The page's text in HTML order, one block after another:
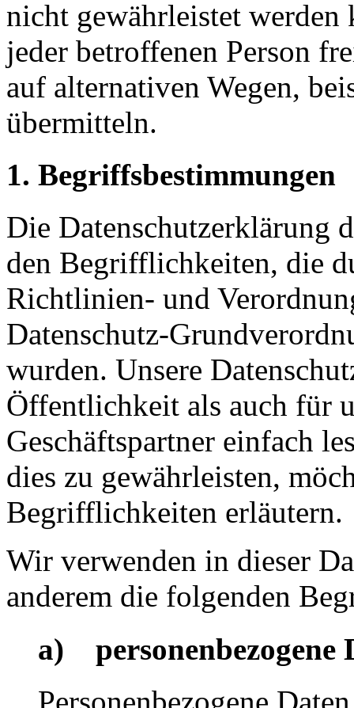
nicht gewährleistet werden
jeder betroffenen Person
auf alternativen Wegen,
übermitteln.
1. Begriffsbestimmungen
Die Datenschutzerklärung
den Begrifflichkeiten, die
Richtlinien- und
Datenschutz-
wurden. Unsere
Öffentlichkeit als auch für
Geschäftspartner einfach
dies zu gewährleisten,
Begrifflichkeiten erläutern.
Wir verwenden in dieser
anderem die folgenden
a) personenbezogene
Personenbezogene